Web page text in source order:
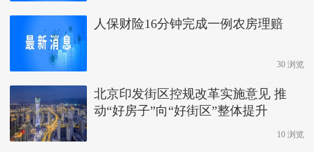
人保财险16分钟完成一例农房理赔
30 浏览
北京印发街区控规改革实施意见 推
动“好房子”向“好街区”整体提升
10 浏览